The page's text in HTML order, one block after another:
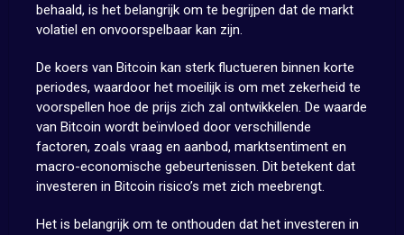
behaald, is het belangrijk om te begrijpen dat de markt
volatiel en onvoorspelbaar kan zijn.
De koers van Bitcoin kan sterk fluctueren binnen korte
periodes, waardoor het moeilijk is om met zekerheid te
voorspellen hoe de prijs zich zal ontwikkelen. De waarde
van Bitcoin wordt beïnvloed door verschillende
factoren, zoals vraag en aanbod, marktsentiment en
macro-economische gebeurtenissen. Dit betekent dat
investeren in Bitcoin risico’s met zich meebrengt.
Het is belangrijk om te onthouden dat het investeren in